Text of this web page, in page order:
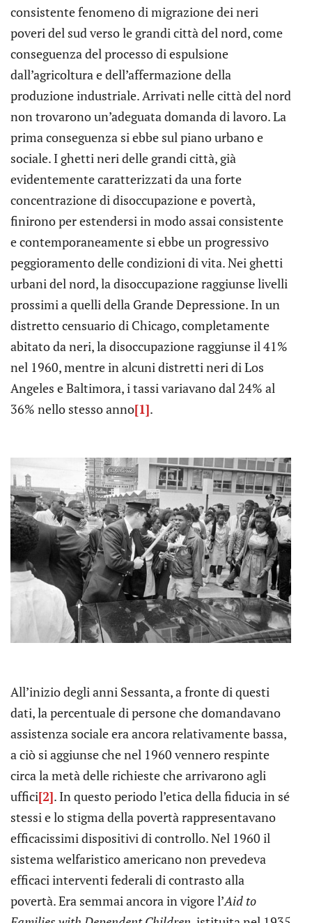
consistente fenomeno di migrazione dei neri
poveri del sud verso le grandi città del nord, come
conseguenza del processo di espulsione
dall’agricoltura e dell’affermazione della
produzione industriale. Arrivati nelle città del nord
non trovarono un’adeguata domanda di lavoro. La
prima conseguenza si ebbe sul piano urbano e
sociale. I ghetti neri delle grandi città, già
evidentemente caratterizzati da una forte
concentrazione di disoccupazione e povertà,
finirono per estendersi in modo assai consistente
e contemporaneamente si ebbe un progressivo
peggioramento delle condizioni di vita. Nei ghetti
urbani del nord, la disoccupazione raggiunse livelli
prossimi a quelli della Grande Depressione. In un
distretto censuario di Chicago, completamente
abitato da neri, la disoccupazione raggiunse il 41%
nel 1960, mentre in alcuni distretti neri di Los
Angeles e Baltimora, i tassi variavano dal 24% al
36% nello stesso anno[1].
All’inizio degli anni Sessanta, a fronte di questi
dati, la percentuale di persone che domandavano
assistenza sociale era ancora relativamente bassa,
a ciò si aggiunse che nel 1960 vennero respinte
circa la metà delle richieste che arrivarono agli
uffici[2]. In questo periodo l’etica della fiducia in sé
stessi e lo stigma della povertà rappresentavano
efficacissimi dispositivi di controllo. Nel 1960 il
sistema welfaristico americano non prevedeva
efficaci interventi federali di contrasto alla
povertà. Era semmai ancora in vigore l’Aid to